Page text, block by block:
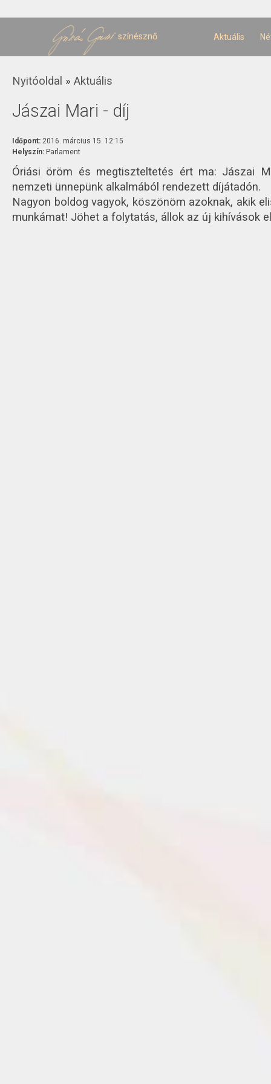
színésznő Aktuális
Jelenlegi hely
Nyitóoldal » Aktuális
Jászai Mari - díj
Időpont: 2016. március 15. 12:15
Helyszín: Parlament
Óriási öröm és megtiszteltetés ért ma: Jászai
nemzeti ünnepünk alkalmából rendezett díjátadón.
Nagyon boldog vagyok, köszönöm azoknak, akik
munkámat! Jöhet a folytatás, állok az új kihívások